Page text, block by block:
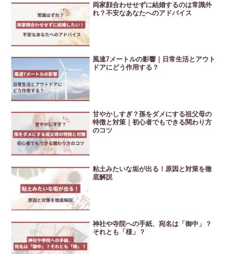
両家顔合わせせずに結婚するのは常識外
れ？不安なあなたへのアドバイス
風速7メートルの影響｜日常生活とアウト
ドアにどう作用する？
甘やかしすぎ？孫をダメにする祖父母の
特徴と対策｜初心者でもできる関わり方
のコツ
粘土みたいな垢が出る！原因と対策を徹
底解説
神社や寺院への手紙、宛名は「御中」？
それとも「様」？